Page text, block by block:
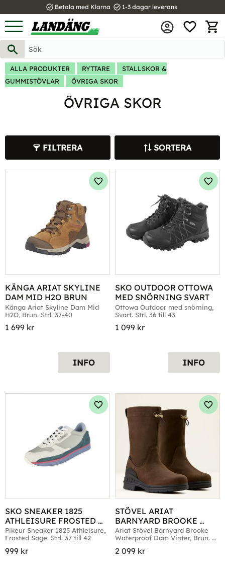
Meny
task_alt Betala med Klarna task_alt 1-3 dagar leverans
ALLA PRODUKTER RYTTARE
STALLSKOR &
GUMMISTÖVLAR
ÖVRIGA SKOR
ÖVRIGA SKOR
FILTRERA SORTERA
KÄNGA ARIAT SKYLINE
DAM MID H2O BRUN
Känga Ariat Skyline Dam Mid
H2O, Brun. Strl. 37-40
1 699 kr
Lägg till i favoriter
INFO
SKO OUTDOOR OTTOWA
MED SNÖRNING SVART
Ottowa Outdoor med snörning,
Svart. Strl. 36 till 43
1 099 kr
INFO
SKO SNEAKER 1825
ATHLEISURE FROSTED
SAGE
Pikeur Sneaker 1825 Athleisure,
Frosted Sage. Strl. 37 till 42
999 kr
Lägg till i favoriter
STÖVEL ARIAT
BARNYARD BROOKE
WATERPROOF DAM VINT.
BRWN
Ariat Stövel Barnyard Brooke
Waterproof Dam Vinter, Brun.
2 099 kr